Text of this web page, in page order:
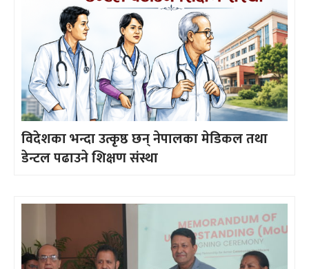
विदेशका भन्दा उत्कृष्ठ छन् नेपालका मेडिकल तथा
डेन्टल पढाउने शिक्षण संस्था